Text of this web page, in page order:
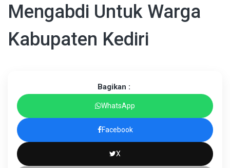
Mengabdi Untuk Warga
Kabupaten Kediri
Bagikan :
WhatsApp
Facebook
X